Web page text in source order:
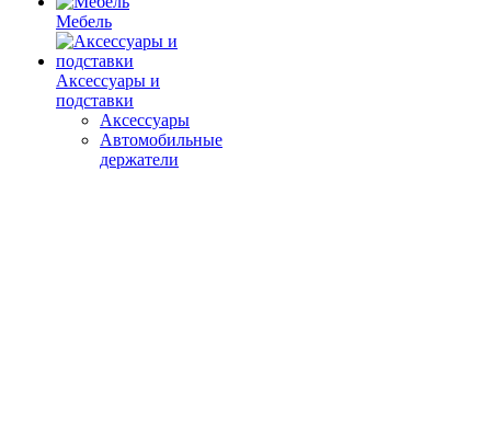
Мебель
Аксессуары и
подставки
Аксессуары
Автомобильные
держатели